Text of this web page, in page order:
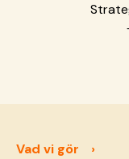
Vad vi gör